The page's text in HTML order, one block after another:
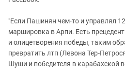
Ингушетия
Кабардино-Балкария
Калмыкия
Карачаево-Черкесия
"Если Пашинян чем-то и управлял
маршировка в Арпи. Есть
и олицетворения победы, таким
превратить лтп (Левона Тер-
Шуши и победителя в карабахской